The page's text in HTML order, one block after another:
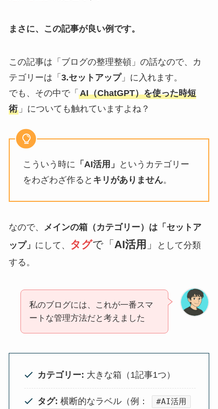
まさに、この記事が良い例です。
この記事は「ブログの整理整頓」の話なので、カ
テゴリーは「 3.セットアップ」に入れます。
でも、その中で「 AI（ChatGPT）を使った時短
術」についても触れていますよね？
こういう時に 「AI活用」
というカテゴリー
をわざわざ作ると キリがありません。
なので、 メインの箱（カテゴリー）は「セットア
ップ」 にして、 タグで「 AI活用 」
として分類
する。
私のブログには、これが一番スマ
ートな管理方法だと考えました
カテゴリー: 大きな箱（1記事1つ）
タグ: 横断的なラベル（例：
#AI活用